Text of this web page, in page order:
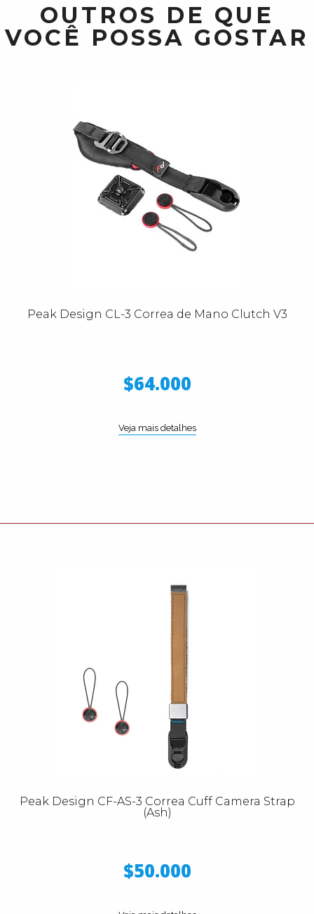
OUTROS DE QUE
VOCÊ POSSA GOSTAR
Peak Design CL-3 Correa de Mano Clutch V3
$64.000
Veja mais detalhes
Peak Design CF-AS-3 Correa Cuff Camera Strap
(Ash)
$50.000